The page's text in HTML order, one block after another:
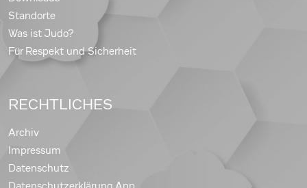
Standorte
Was ist Judo?
Für Respekt und Sicherheit
RECHTLICHES
Archiv
Impressum
Datenschutz